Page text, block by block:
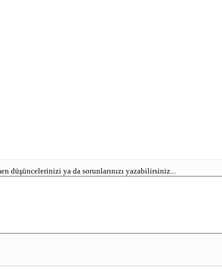
düşüncelerinizi ya da sorunlarınızı yazabilirsiniz...